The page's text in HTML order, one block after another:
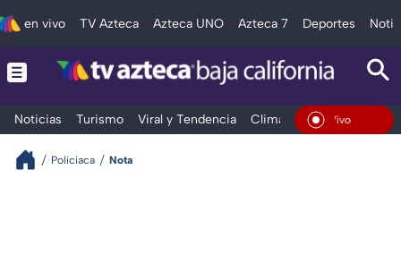
en vivo TV Azteca Azteca UNO Azteca 7 Deportes
Noticias Turismo Viral y Tendencia Clima Deportes
En Vivo
Policiaca Nota